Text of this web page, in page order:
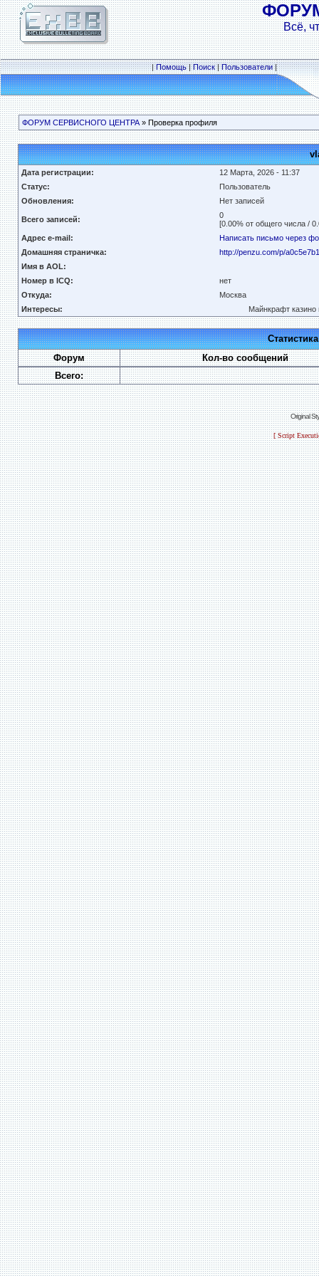
Всё,
|Помощь|Поиск|Пользователи|
ФОРУМ СЕРВИСНОГО ЦЕНТРА» Проверка профиля
Дата регистрации:
12 Марта, 2026 - 11:37
Статус:
Пользователь
Обновления:
Нет записей
Всего записей:
0
[0.00% от общего числа /
Адрес e-mail:
Написать письмо через
Домашняя страничка:
http://penzu.com/p/
Имя в AOL:
Номер в ICQ:
нет
Откуда:
Москва
Интересы:
Майнкрафт казино
Форум
Кол-во сообщений
Всего:
Original
[ Script